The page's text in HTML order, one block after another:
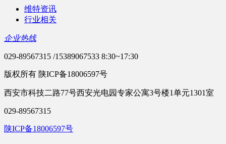
维特资讯
行业相关
企业热线
029-89567315 /15389067533 8:30~17:30
版权所有 陕ICP备18006597号
西安市科技二路77号西安光电园专家公寓3号楼1单元1301室
029-89567315
陕ICP备18006597号